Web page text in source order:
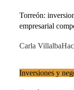
Torreón:
empresarial
Carla Villalba
Inversiones y